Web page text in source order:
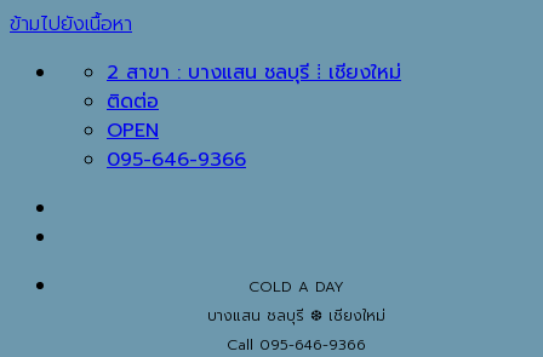
ข้ามไปยังเนื้อหา
2 สาขา : บางแสน ชลบุรี ⁞ เชียงใหม่
ติดต่อ
OPEN
095-646-9366
COLD A DAY
บางแสน ชลบุรี ❆ เชียงใหม่
Call 095-646-9366